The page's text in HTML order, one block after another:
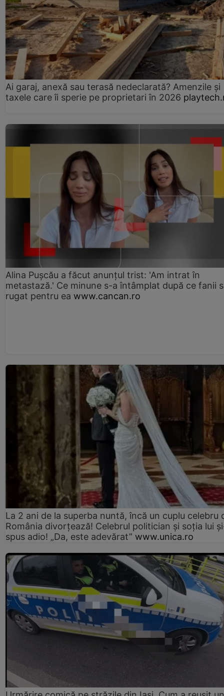
Ai garaj, anexă sau terasă nedeclarată? Amenzile și
taxele care îi sperie pe proprietari în 2026
Alina Pușcău a făcut anunțul trist: 'Am intrat în
metastază.' Ce minune s-a întâmplat după ce fanii
rugat pentru ea www.cancan.ro
La 2 ani de la superba nuntă, încă un cuplu celebru
România divorțează! Celebrul politician și soția lui
spus adio! „Da, este adevărat” www.unica.ro